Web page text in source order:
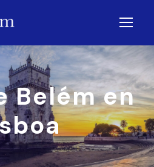
Belém en